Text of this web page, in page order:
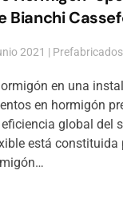
Bianchi
2021 | Prefabricados
en una
en hormigón
global del
está constituida